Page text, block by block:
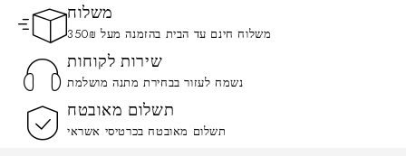
משלוח
משלוח חינם עד הבית בהזמנה מעל 350₪
שירות לקוחות
נשמח לעזור בבחירת מתנה מושלמת
תשלום מאובטח
תשלום מאובטח בכרטיסי אשראי